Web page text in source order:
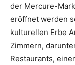
der Mercure-
eröffnet werden
kulturellen Erbe
Zimmern,
Restaurants,